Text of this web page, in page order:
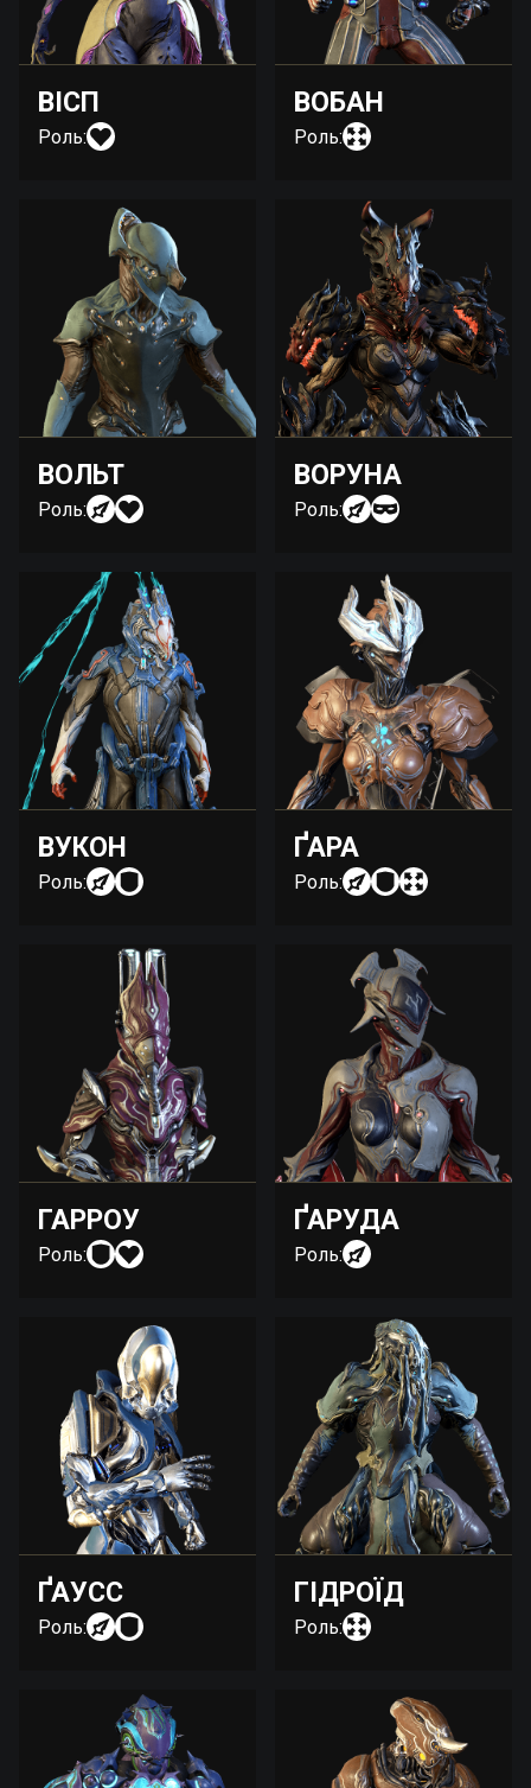
ВІСП
Роль:
ВОБАН
Роль:
ВОЛЬТ
Роль:
ВОРУНА
Роль:
ВУКОН
Роль:
ҐАРА
Роль:
ГАРРОУ
Роль:
ҐАРУДА
Роль:
ҐАУСС
Роль:
ГІДРОЇД
Роль: